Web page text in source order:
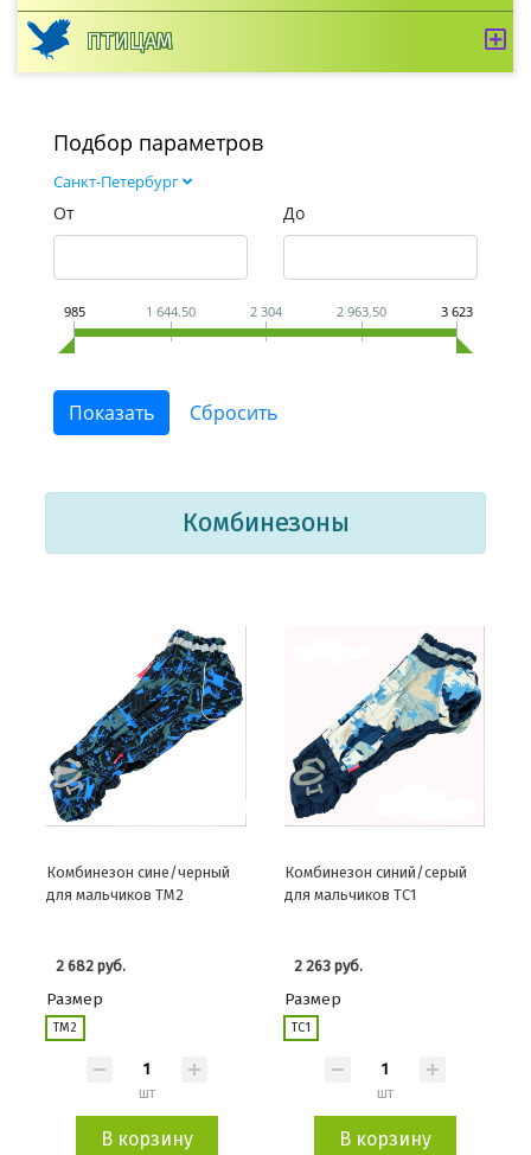
ПТИЦАМ
Подбор параметров
Санкт-Петербург
От До
985 1 644.50 2 304 2 963.50 3 623
Комбинезоны
Комбинезон сине/черный
для мальчиков TM2
2 682 руб.
Размер
ТМ2
шт
В корзину
Комбинезон синий/серый
для мальчиков TС1
2 263 руб.
Размер
ТС1
шт
В корзину